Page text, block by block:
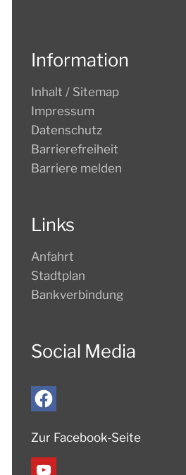
Information
Inhalt / Sitemap
Impressum
Datenschutz
Barrierefreiheit
Barriere melden
Links
Anfahrt
Stadtplan
Bankverbindung
Social Media
Zur Facebook-Seite